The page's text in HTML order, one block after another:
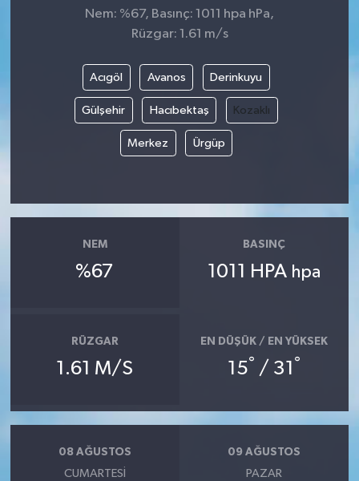
Nem: %67, Basınç: 1011 hpa hPa,
Rüzgar: 1.61 m/s
Acıgöl Avanos Derinkuyu
Gülşehir Hacıbektaş Kozaklı
Merkez Ürgüp
NEM
%67
BASINÇ
1011 HPA hpa
RÜZGAR
1.61 M/S
EN DÜŞÜK / EN YÜKSEK
15° / 31 °
08 AĞUSTOS
CUMARTESI
09 AĞUSTOS
PAZAR